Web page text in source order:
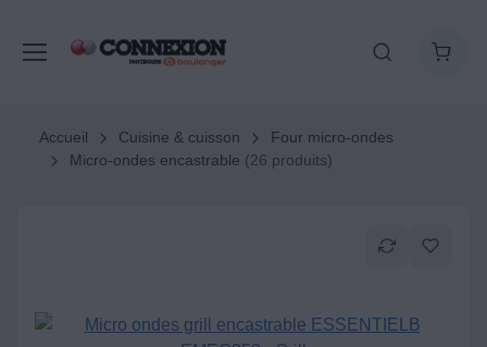
Accueil Cuisine & cuisson
Four micro-ondes
Micro-ondes encastrable (26 produits)